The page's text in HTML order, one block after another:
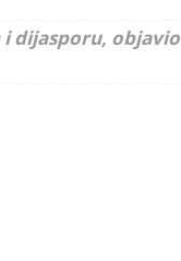
i dijasporu, objavio